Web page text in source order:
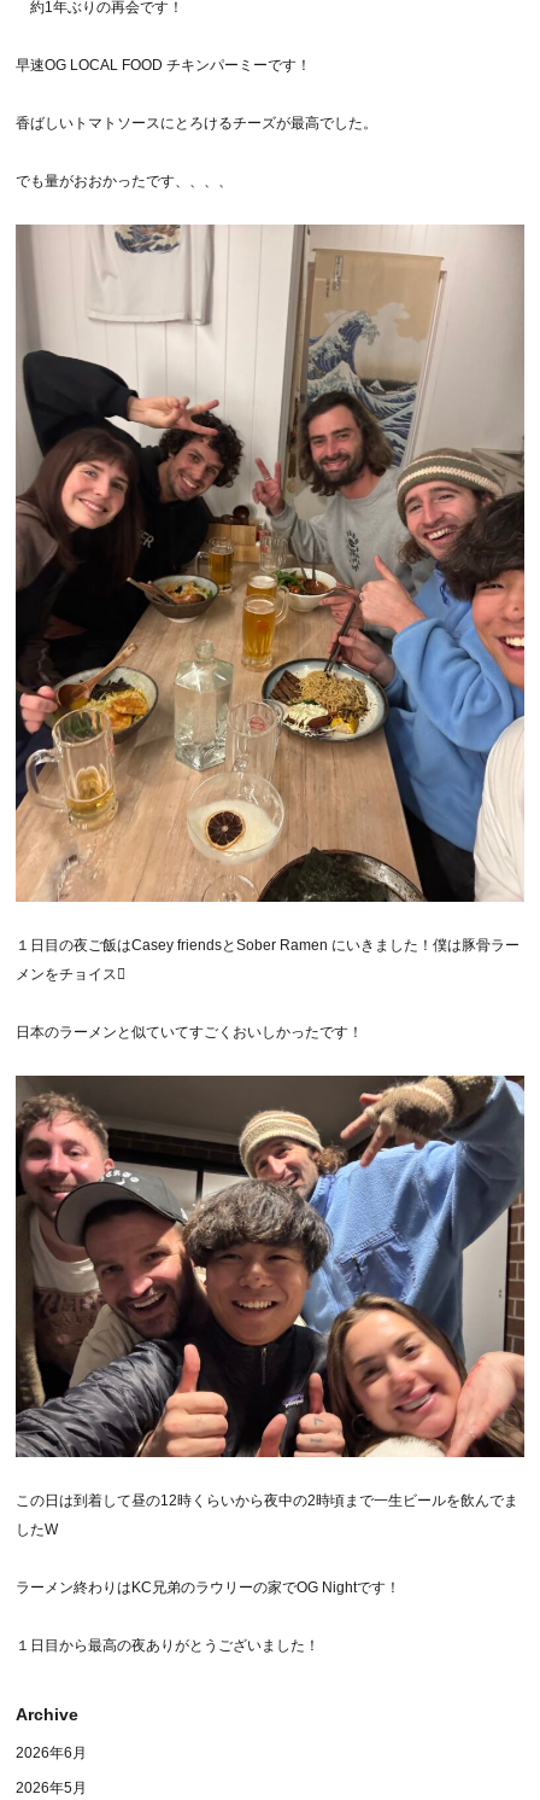
約1年ぶりの再会です！
早速OG LOCAL FOOD チキンパーミーです！
香ばしいトマトソースにとろけるチーズが最高でした。
でも量がおおかったです、、、、
１日目の夜ご飯はCasey friendsとSober Ramen にいきました！僕は豚骨ラー
メンをチョイス
日本のラーメンと似ていてすごくおいしかったです！
この日は到着して昼の12時くらいから夜中の2時頃まで一生ビールを飲んでま
したW
ラーメン終わりはKC兄弟のラウリーの家でOG Nightです！
１日目から最高の夜ありがとうございました！
Archive
2026年6月
2026年5月